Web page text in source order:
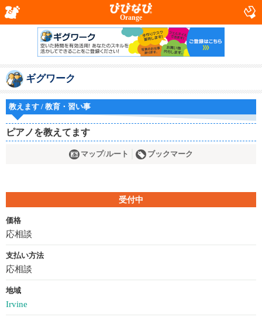
Orange
ギグワーク
教えます / 教育・習い事
ピアノを教えてます
マップ/ルート ブックマーク
受付中
価格
応相談
支払い方法
応相談
地域
Irvine